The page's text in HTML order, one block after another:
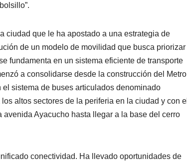
ciudad que le ha apostado a una estrategia de
de un modelo de movilidad que busca priorizar
fundamenta en un sistema eficiente de transporte
a consolidarse desde la construcción del Metro
sistema de buses articulados denominado
altos sectores de la periferia en la ciudad y con el
Ayacucho hasta llegar a la base del cerro
conectividad. Ha llevado oportunidades de